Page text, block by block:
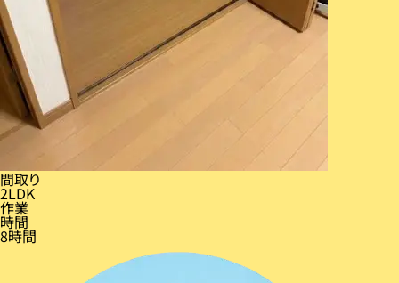
間取り
2LDK
作業
時間
8時間